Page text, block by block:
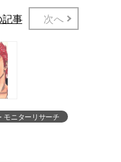
事 次へ
モニターリサーチ